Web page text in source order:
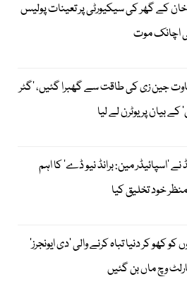
کے گھر کی سیکیورٹی پر تعینات پولیس
اچانک موت
جین زی کی طاقت سے گھبرا گئیں، ’گٹر
بیان پر یوٹرن لے لیا
نے ’اسپائیڈر مین: برانڈ نیو ڈے‘ کا اہم
خود تخلیق کیا
کو کھو کر دنیا تباہ کرنے والی ’دی ایونجرز‘
وچ ماں بن گئیں